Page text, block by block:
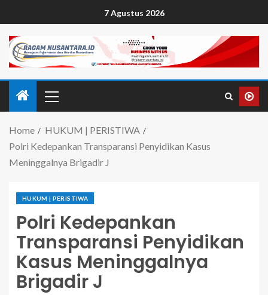
7 Agustus 2026
Home
HUKUM | PERISTIWA
Polri Kedepankan Transparansi Penyidikan Kasus
Meninggalnya Brigadir J
HUKUM | PERISTIWA
Polri Kedepankan
Transparansi Penyidikan
Kasus Meninggalnya
Brigadir J